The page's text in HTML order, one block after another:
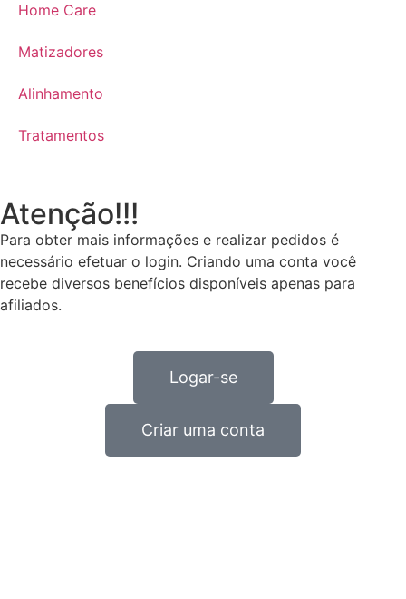
Home Care
Matizadores
Alinhamento
Tratamentos
Atenção!!!
Para obter mais informações e realizar pedidos é
necessário efetuar o login. Criando uma conta você
recebe diversos benefícios disponíveis apenas para
afiliados.
Logar-se
Criar uma conta